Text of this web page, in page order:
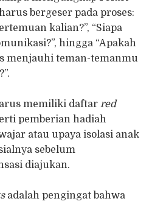
bergeser pada proses:
kalian?”, “Siapa
hingga “Apakah
menjauhi teman-temanmu
memiliki daftar red
pemberian hadiah
atau upaya isolasi anak
sebelum
diajukan.
adalah pengingat bahwa